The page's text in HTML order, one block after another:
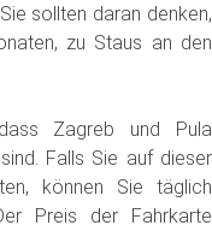
sollten daran denken,
zu Staus an den
Zagreb und Pula
Falls Sie auf dieser
können Sie täglich
Preis der Fahrkarte